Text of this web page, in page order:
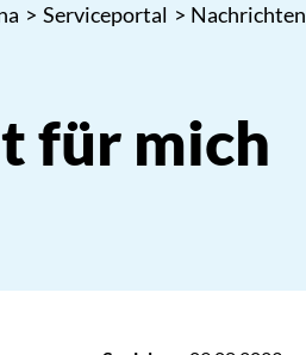
> Serviceportal > Nachrichten
für mich